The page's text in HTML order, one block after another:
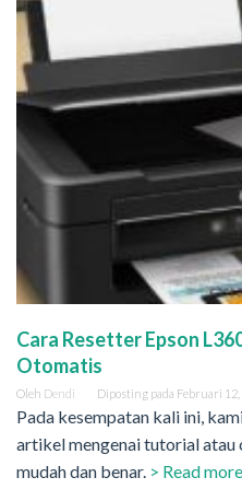
Cara Resetter Epson
Otomatis
Oleh Dendi Diposting pada Februari 12,
Pada kesempatan kali ini,
artikel mengenai tutorial atau
mudah dan benar. > Read